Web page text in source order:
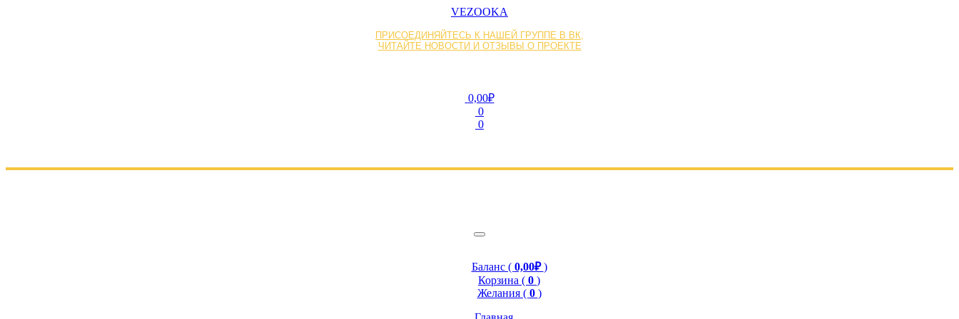
VEZOOKA
ПРИСОЕДИНЯЙТЕСЬ К НАШЕЙ ГРУППЕ В ВК,
ЧИТАЙТЕ НОВОСТИ И ОТЗЫВЫ О ПРОЕКТЕ
0,00₽
0
0
Баланс ( 0,00₽)
Корзина ( 0 )
Желания ( 0 )